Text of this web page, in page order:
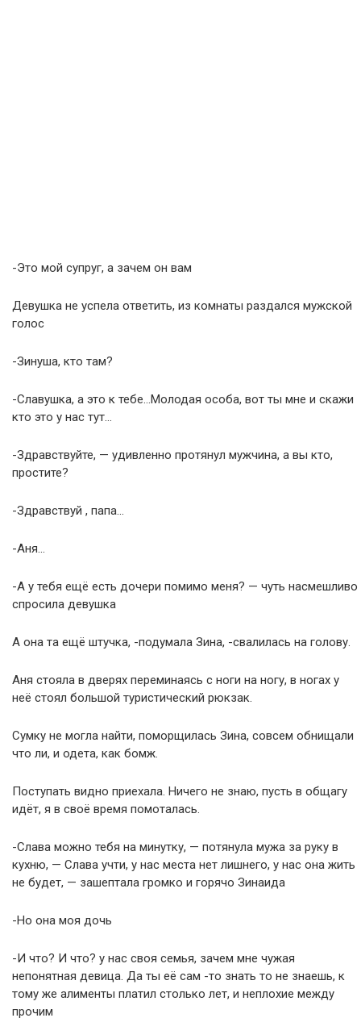
-Это мой супруг, а зачем он вам
Девушка не успела ответить, из комнаты раздался мужской
голос
-Зинуша, кто там?
-Славушка, а это к тебе…Молодая особа, вот ты мне и скажи
кто это у нас тут…
-Здравствуйте, — удивленно протянул мужчина, а вы кто,
простите?
-Здравствуй , папа…
-Аня…
-А у тебя ещё есть дочери помимо меня? — чуть насмешливо
спросила девушка
А она та ещё штучка, -подумала Зина, -свалилась на голову.
Аня стояла в дверях переминаясь с ноги на ногу, в ногах у
неё стоял большой туристический рюкзак.
Сумку не могла найти, поморщилась Зина, совсем обнищали
что ли, и одета, как бомж.
Поступать видно приехала. Ничего не знаю, пусть в общагу
идёт, я в своё время помоталась.
-Слава можно тебя на минутку, — потянула мужа за руку в
кухню, — Слава учти, у нас места нет лишнего, у нас она жить
не будет, — зашептала громко и горячо Зинаида
-Но она моя дочь
-И что? И что? у нас своя семья, зачем мне чужая
непонятная девица. Да ты её сам -то знать то не знаешь, к
тому же алименты платил столько лет, и неплохие между
прочим